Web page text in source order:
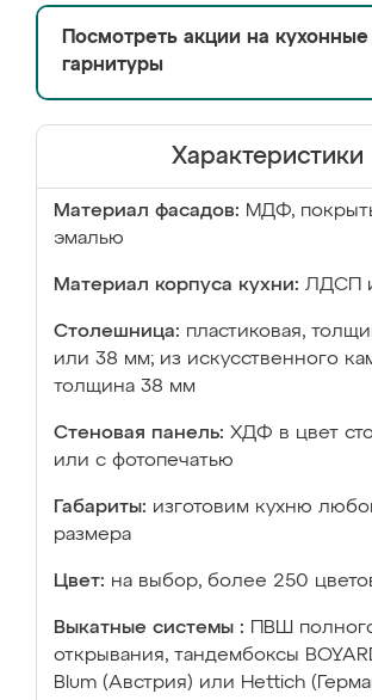
Посмотреть акции на кухонные
гарнитуры
Характеристики
Материал фасадов: МДФ,
эмалью
Материал корпуса кухни: ЛДСП
Столешница: пластиковая,
или 38 мм; из искусственного
толщина 38 мм
Стеновая панель: ХДФ в цвет
или с фотопечатью
Габариты: изготовим кухню
размера
Цвет: на выбор, более 250
Выкатные системы :
ПВШ
открывания, тандембоксы
Blum (Австрия) или Hettich